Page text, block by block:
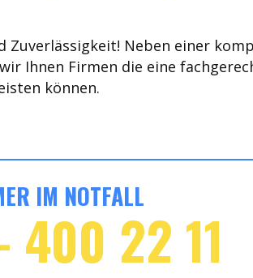
Zuverlässigkeit! Neben einer
Ihnen Firmen die eine
können.
IM NOTFALL
22 11